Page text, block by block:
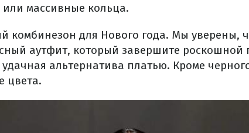
или массивные кольца.
комбинезон для Нового года. Мы уверены,
аутфит, который завершите роскошной
альтернатива платью. Кроме
цвета.